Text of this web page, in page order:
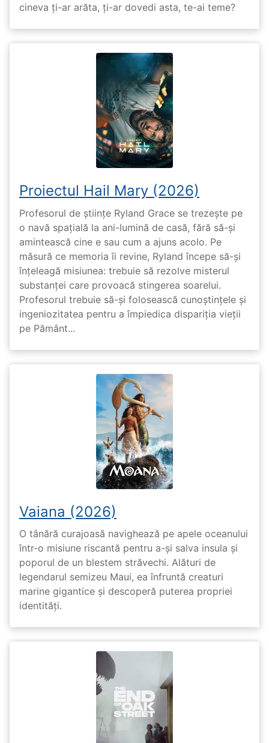
cineva ți-ar arăta, ți-ar dovedi asta, te-ai teme?
Proiectul Hail Mary (2026)
Profesorul de științe Ryland Grace se trezește pe
o navă spațială la ani-lumină de casă, fără să-și
amintească cine e sau cum a ajuns acolo. Pe
măsură ce memoria îi revine, Ryland începe să-și
înțeleagă misiunea: trebuie să rezolve misterul
substanței care provoacă stingerea soarelui.
Profesorul trebuie să-și folosească cunoștințele și
ingeniozitatea pentru a împiedica dispariția vieții
pe Pământ...
Vaiana (2026)
O tânără curajoasă navighează pe apele oceanului
într-o misiune riscantă pentru a-și salva insula și
poporul de un blestem străvechi. Alături de
legendarul semizeu Maui, ea înfruntă creaturi
marine gigantice și descoperă puterea propriei
identități.